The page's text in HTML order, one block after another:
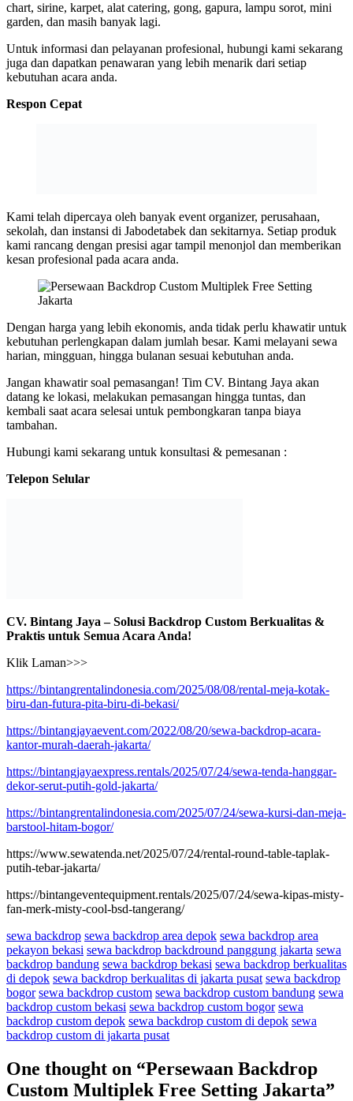
chart, sirine, karpet, alat catering, gong, gapura, lampu sorot, mini
garden, dan masih banyak lagi.
Untuk informasi dan pelayanan profesional, hubungi kami sekarang
juga dan dapatkan penawaran yang lebih menarik dari setiap
kebutuhan acara anda.
Respon Cepat
Kami telah dipercaya oleh banyak event organizer, perusahaan,
sekolah, dan instansi di Jabodetabek dan sekitarnya. Setiap produk
kami rancang dengan presisi agar tampil menonjol dan memberikan
kesan profesional pada acara anda.
Dengan harga yang lebih ekonomis, anda tidak perlu khawatir untuk
kebutuhan perlengkapan dalam jumlah besar. Kami melayani sewa
harian, mingguan, hingga bulanan sesuai kebutuhan anda.
Jangan khawatir soal pemasangan! Tim CV. Bintang Jaya akan
datang ke lokasi, melakukan pemasangan hingga tuntas, dan
kembali saat acara selesai untuk pembongkaran tanpa biaya
tambahan.
Hubungi kami sekarang untuk konsultasi & pemesanan :
Telepon Selular
CV. Bintang Jaya – Solusi Backdrop Custom Berkualitas &
Praktis untuk Semua Acara Anda!
Klik Laman>>>
https://bintangrentalindonesia.com/2025/08/08/rental-meja-kotak-
biru-dan-futura-pita-biru-di-bekasi/
https://bintangjayaevent.com/2022/08/20/sewa-backdrop-acara-
kantor-murah-daerah-jakarta/
https://bintangjayaexpress.rentals/2025/07/24/sewa-tenda-hanggar-
dekor-serut-putih-gold-jakarta/
https://bintangrentalindonesia.com/2025/07/24/sewa-kursi-dan-meja-
barstool-hitam-bogor/
https://www.sewatenda.net/2025/07/24/rental-round-table-taplak-
putih-tebar-jakarta/
https://bintangeventequipment.rentals/2025/07/24/sewa-kipas-misty-
fan-merk-misty-cool-bsd-tangerang/
sewa backdrop sewa backdrop area depok sewa backdrop area
pekayon bekasi sewa backdrop backdround panggung jakarta sewa
backdrop bandung sewa backdrop bekasi sewa backdrop berkualitas
di depok sewa backdrop berkualitas di jakarta pusat sewa backdrop
bogor sewa backdrop custom sewa backdrop custom bandung sewa
backdrop custom bekasi sewa backdrop custom bogor sewa
backdrop custom depok sewa backdrop custom di depok sewa
backdrop custom di jakarta pusat
One thought on “Persewaan Backdrop
Custom Multiplek Free Setting Jakarta”